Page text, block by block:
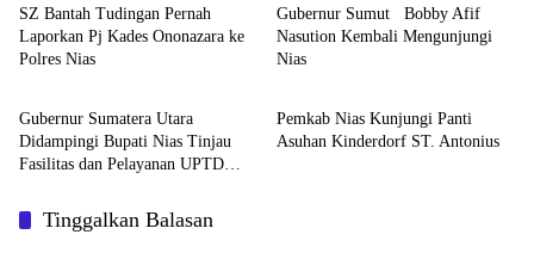
SZ Bantah Tudingan Pernah
Laporkan Pj Kades Ononazara ke
Polres Nias
Gubernur Sumut Bobby Afif
Nasution Kembali Mengunjungi
Nias
Berita
Gubernur Sumatera Utara
Didampingi Bupati Nias Tinjau
Fasilitas dan Pelayanan UPTD
Berita
Pemkab Nias Kunjungi Panti
Asuhan Kinderdorf ST. Antonius
Tinggalkan Balasan